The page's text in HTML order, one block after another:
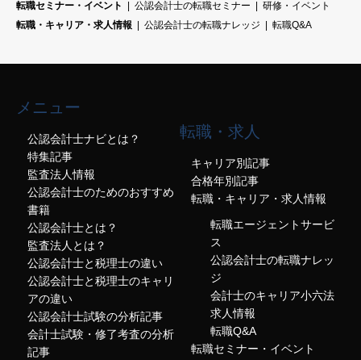
転職セミナー・イベント
公認会計士の転職セミナー
研修・イベント
転職・キャリア・求人情報
公認会計士の転職ナレッジ 転職Q&A
メニュー
公認会計士ナビとは？
特集記事
監査法人情報
公認会計士のためのおすすめ
書籍
公認会計士とは？
監査法人とは？
公認会計士と税理士の違い
公認会計士と税理士のキャリ
アの違い
公認会計士試験の分析記事
会計士試験・修了考査の分析
記事
転職・求人
キャリア別記事
合格年別記事
転職・キャリア・求人情報
転職エージェントサービ
ス
公認会計士の転職ナレッ
ジ
会計士のキャリア小六法
求人情報
転職Q&A
転職セミナー・イベント